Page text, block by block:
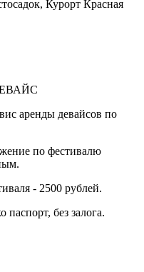
Курорт Красная
аренды девайсов по
по фестивалю
- 2500 рублей.
паспорт, без залога.